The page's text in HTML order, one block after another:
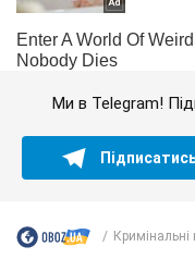
Ми в Telegram!